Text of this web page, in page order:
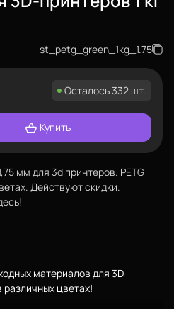
st_petg_green_1kg_1.75
Осталось 332 шт.
Купить
мм для 3d принтеров. PETG
Действуют скидки.
материалов для 3D-
различных цветах!